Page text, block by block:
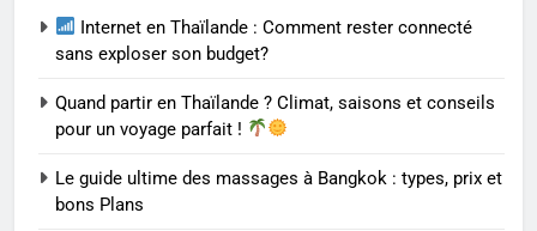
Internet en Thaïlande : Comment rester connecté
sans exploser son budget?
Quand partir en Thaïlande ? Climat, saisons et conseils
pour un voyage parfait !
Le guide ultime des massages à Bangkok : types, prix et
bons Plans